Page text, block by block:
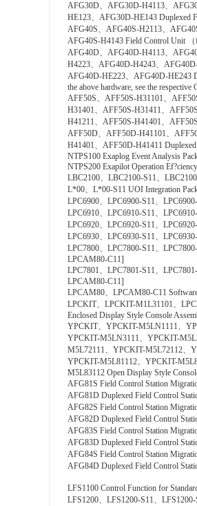
AFG30D、AFG30D-H4113、
HE123、AFG30D-HE143 Duplexed
AFG40S、AFG40S-H2113、
AFG40S-H4143 Field Control Unit （
AFG40D、AFG40D-H4113、
H4223、AFG40D-H4243、
AFG40D-HE223、AFG40D-HE243
the above hardware, see the respective
AFF50S、AFF50S-H31101、
H31401、AFF50S-H31411、
H41211、AFF50S-H41401、
AFF50D、AFF50D-H41101、
H41401、AFF50D-H41411
NTPS100 Exaplog Event Analysis
NTPS200 Exapilot Operation Ef?ciency
LBC2100、LBC2100-S11、
L*00、L*00-S11 UOI Integration
LPC6900、LPC6900-S11、
LPC6910、LPC6910-S11、
LPC6920、LPC6920-S11、
LPC6930、LPC6930-S11、
LPC7800、LPC7800-S11、
LPCAM80-C11]
LPC7801、LPC7801-S11、
LPCAM80-C11]
LPCAM80、LPCAM80-C11
LPCKIT、LPCKIT-M1L31101、
Enclosed Display Style Console
YPCKIT、YPCKIT-M5LN1111、
YPCKIT-M5LN3111、YPCKIT-
M5L72111、YPCKIT-M5L72112、
YPCKIT-M5L81112、YPCKIT-
M5L83112 Open Display Style
AFG81S Field Control Station
AFG81D Duplexed Field Control
AFG82S Field Control Station
AFG82D Duplexed Field Control
AFG83S Field Control Station
AFG83D Duplexed Field Control
AFG84S Field Control Station
AFG84D Duplexed Field Control
LFS1100 Control Function for
LFS1200、LFS1200-S11、